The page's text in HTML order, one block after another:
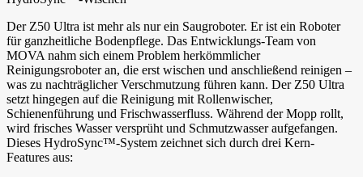
Der Z50 Ultra ist mehr als nur ein Saugroboter. Er ist ein Roboter
für ganzheitliche Bodenpflege. Das Entwicklungs-Team von
MOVA nahm sich einem Problem herkömmlicher
Reinigungsroboter an, die erst wischen und anschließend reinigen –
was zu nachträglicher Verschmutzung führen kann. Der Z50 Ultra
setzt hingegen auf die Reinigung mit Rollenwischer,
Schienenführung und Frischwasserfluss. Während der Mopp rollt,
wird frisches Wasser versprüht und Schmutzwasser aufgefangen.
Dieses HydroSync™-System zeichnet sich durch drei Kern-
Features aus: